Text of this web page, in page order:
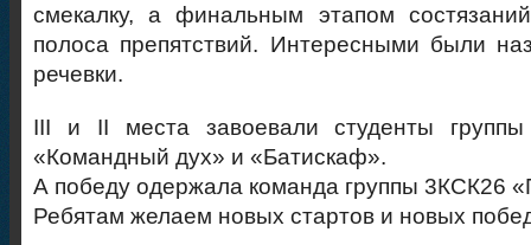
смекалку, а финальным этапом
полоса препятствий. Интересными были
речевки.
III и II места завоевали студенты
«Командный дух» и «Батискаф».
А победу одержала команда группы 3КСК26
Ребятам желаем новых стартов и новых